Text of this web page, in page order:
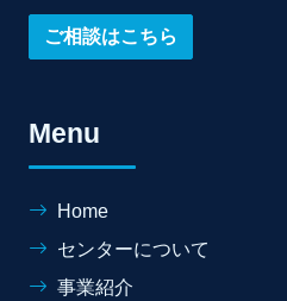
ご相談はこちら
Menu
Home
センターについて
事業紹介